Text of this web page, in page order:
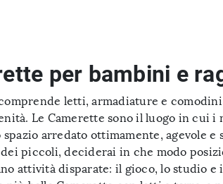
per bambini e
letti, armadiature e
Le Camerette sono il luogo in
arredato ottimamente, agevole
piccoli, deciderai in che modo
attività disparate: il gioco, lo studio